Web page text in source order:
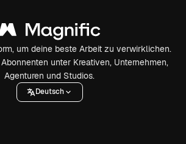
um deine beste Arbeit zu verwirklichen.
unter Kreativen, Unternehmen,
Agenturen und Studios.
Deutsch